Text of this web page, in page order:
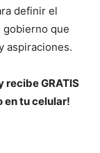
definir el
gobierno que
aspiraciones.
recibe GRATIS
en tu celular!